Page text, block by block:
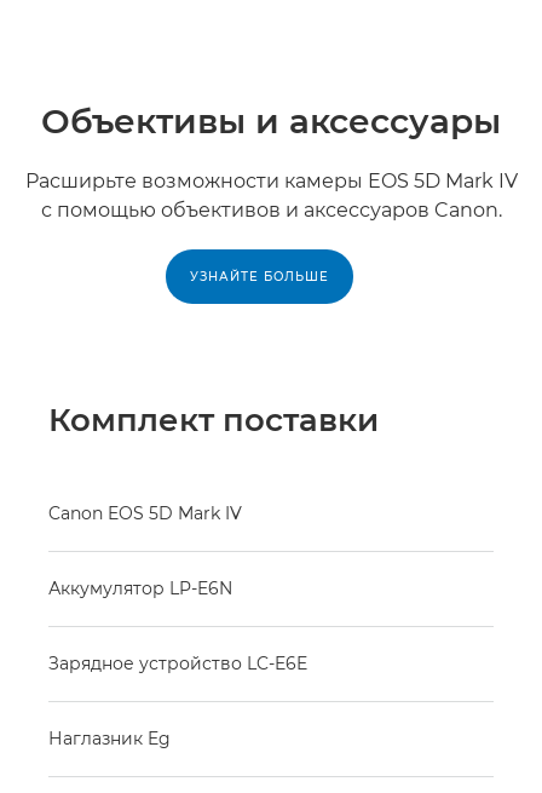
Объективы и аксессуары
Расширьте возможности камеры EOS 5D Mark IV
с помощью объективов и аксессуаров Canon.
УЗНАЙТЕ БОЛЬШЕ
Комплект поставки
Canon EOS 5D Mark IV
Аккумулятор LP-E6N
Зарядное устройство LC-E6E
Наглазник Eg